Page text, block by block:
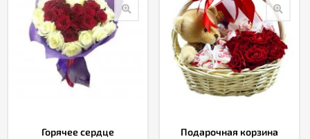
Горячее сердце
Подарочная корзина